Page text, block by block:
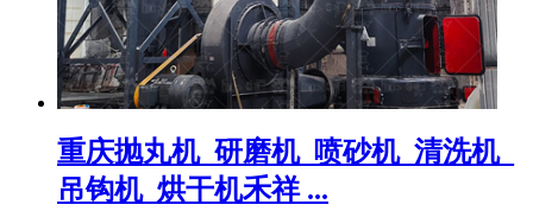
重庆抛丸机_研磨机_喷砂机_清洗机_
吊钩机_烘干机禾祥 ...